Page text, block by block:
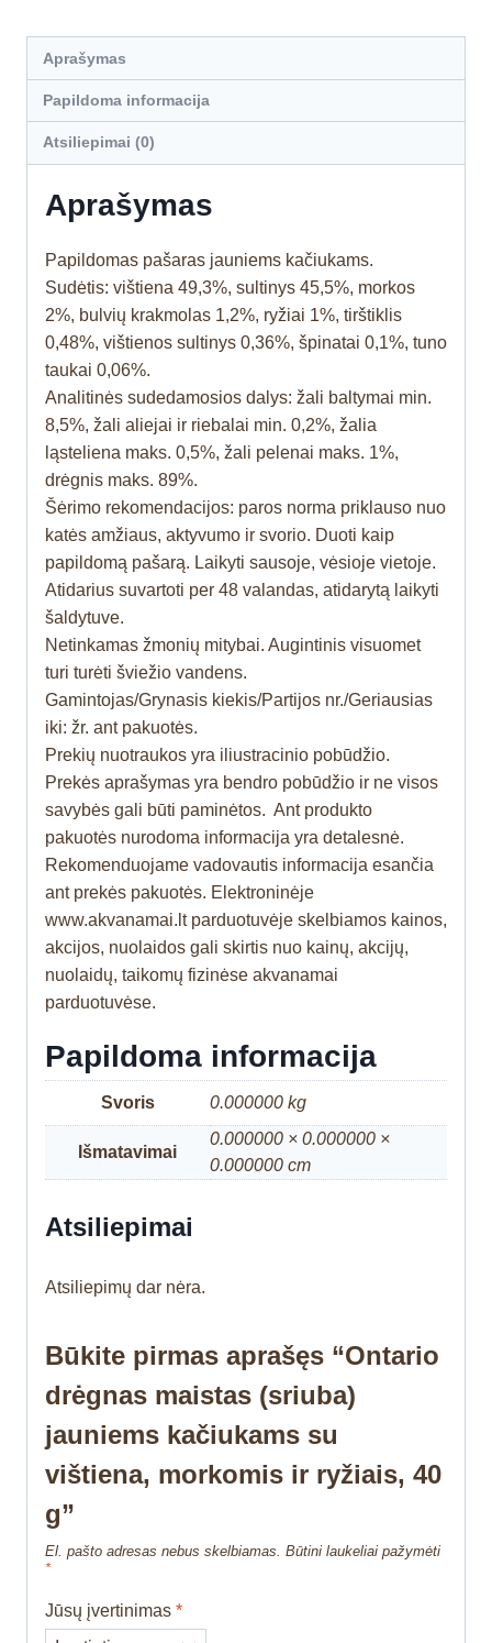
Aprašymas
Papildoma informacija
Atsiliepimai (0)
Aprašymas
Papildomas pašaras jauniems kačiukams.
Sudėtis: vištiena 49,3%, sultinys 45,5%, morkos
2%, bulvių krakmolas 1,2%, ryžiai 1%, tirštiklis
0,48%, vištienos sultinys 0,36%, špinatai 0,1%, tuno
taukai 0,06%.
Analitinės sudedamosios dalys: žali baltymai min.
8,5%, žali aliejai ir riebalai min. 0,2%, žalia
ląsteliena maks. 0,5%, žali pelenai maks. 1%,
drėgnis maks. 89%.
Šėrimo rekomendacijos: paros norma priklauso nuo
katės amžiaus, aktyvumo ir svorio. Duoti kaip
papildomą pašarą. Laikyti sausoje, vėsioje vietoje.
Atidarius suvartoti per 48 valandas, atidarytą laikyti
šaldytuve.
Netinkamas žmonių mitybai. Augintinis visuomet
turi turėti šviežio vandens.
Gamintojas/Grynasis kiekis/Partijos nr./Geriausias
iki: žr. ant pakuotės.
Prekių nuotraukos yra iliustracinio pobūdžio.
Prekės aprašymas yra bendro pobūdžio ir ne visos
savybės gali būti paminėtos. Ant produkto
pakuotės nurodoma informacija yra detalesnė.
Rekomenduojame vadovautis informacija esančia
ant prekės pakuotės. Elektroninėje
www.akvanamai.lt parduotuvėje skelbiamos kainos,
akcijos, nuolaidos gali skirtis nuo kainų, akcijų,
nuolaidų, taikomų fizinėse akvanamai
parduotuvėse.
Papildoma informacija
Svoris 0.000000 kg
Išmatavimai
0.000000 × 0.000000 ×
0.000000 cm
Atsiliepimai
Atsiliepimų dar nėra.
Būkite pirmas aprašęs “Ontario
drėgnas maistas (sriuba)
jauniems kačiukams su
vištiena, morkomis ir ryžiais, 40
g”
El. pašto adresas nebus skelbiamas. Būtini laukeliai pažymėti
*
Jūsų įvertinimas *